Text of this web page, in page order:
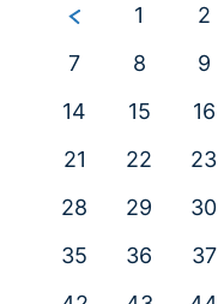
1 2
7
8 9
14
15 16
21
22 23
28
29 30
35
36 37